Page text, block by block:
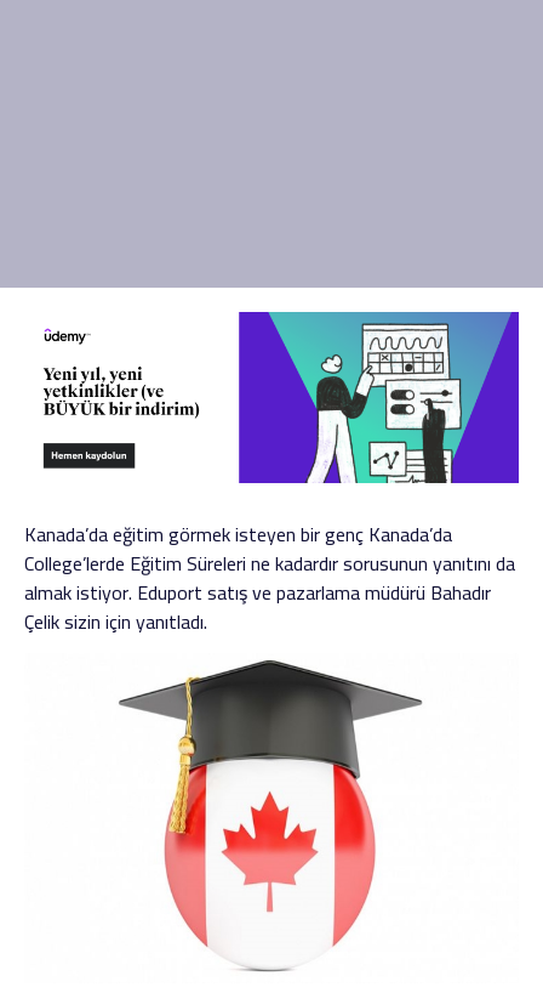
Kanada’da eğitim görmek isteyen bir genç Kanada’da
College’lerde Eğitim Süreleri ne kadardır sorusunun yanıtını da
almak istiyor. Eduport satış ve pazarlama müdürü Bahadır
Çelik sizin için yanıtladı.